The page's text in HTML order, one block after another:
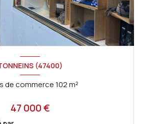
(47400)
Fonds de commerce 102 m²
47 000 €